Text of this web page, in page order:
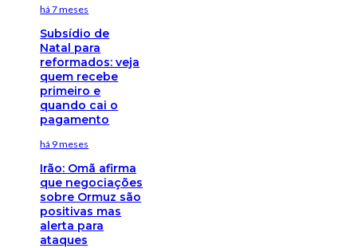
há 7 meses
Subsídio de
Natal para
reformados: veja
quem recebe
primeiro e
quando cai o
pagamento
há 9 meses
Irão: Omã afirma
que negociações
sobre Ormuz são
positivas mas
alerta para
ataques